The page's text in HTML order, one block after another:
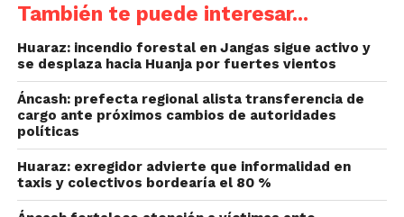
También te puede interesar...
Huaraz: incendio forestal en Jangas sigue activo y
se desplaza hacia Huanja por fuertes vientos
Áncash: prefecta regional alista transferencia de
cargo ante próximos cambios de autoridades
políticas
Huaraz: exregidor advierte que informalidad en
taxis y colectivos bordearía el 80 %